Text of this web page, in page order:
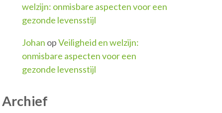
welzijn: onmisbare aspecten voor een
gezonde levensstijl
Johan opVeiligheid en welzijn:
onmisbare aspecten voor een
gezonde levensstijl
Archief